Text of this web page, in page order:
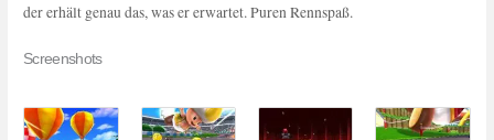
der erhält genau das, was er erwartet. Puren Rennspaß.
Screenshots